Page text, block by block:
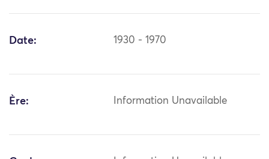
Date: 1930 - 1970
Ère: Information Unavailable